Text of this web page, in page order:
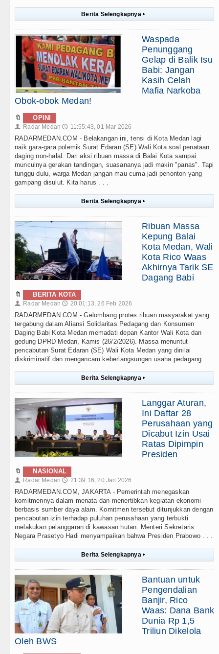
Berita Selengkapnya ▸
Waspada
Penunggang
Gelap di Balik Isu
Babi: Jangan
Kasih Celah
Mafia Narkoba
Obok-obok Medan!
🔖 OPINI
👤 Radar Medan 🕔 11:55:43, 01 Mar 2026
RADARMEDAN.COM - Belakangan ini, tensi di Kota Medan lagi
naik gara-gara polemik Surat Edaran (SE) Wali Kota soal penataan
daging non-halal. Dari aksi ribuan massa di Balai Kota sampai
munculnya gerakan tandingan, suasananya jadi makin "panas". Tapi
tunggu dulu, warga Medan jangan mau cuma jadi penonton yang
gampang disulut. Kita harus . . .
Berita Selengkapnya ▸
Ribuan Massa
Kepung Balai
Kota Medan, Wali
Kota Rico Waas
Akhirnya Tarik SE
Dagang Babi
🔖 BERITA KOTA
👤 Radar Medan 🕔 20:01:13, 26 Feb 2026
RADARMEDAN.COM - Gelombang protes ribuan masyarakat yang
tergabung dalam Aliansi Solidaritas Pedagang dan Konsumen
Daging Babi Kota Medan memadati depan Kantor Wali Kota dan
gedung DPRD Medan, Kamis (26/2/2026). Massa menuntut
pencabutan Surat Edaran (SE) Wali Kota Medan yang dinilai
diskriminatif dan mengancam keberlangsungan usaha pedagang . . .
Berita Selengkapnya ▸
Langgar Aturan,
Ini Daftar 28
Perusahaan yang
Dicabut Izin Usai
Ratas Dipimpin
Presiden
🔖 NASIONAL
👤 Radar Medan 🕔 21:39:16, 20 Jan 2026
RADARMEDAN.COM, JAKARTA - Pemerintah menegaskan
komitmennya dalam menata dan menertibkan kegiatan ekonomi
berbasis sumber daya alam. Komitmen tersebut ditunjukkan dengan
pencabutan izin terhadap puluhan perusahaan yang terbukti
melakukan pelanggaran di kawasan hutan. Menteri Sekretaris
Negara Prasetyo Hadi menyampaikan bahwa Presiden Prabowo . . .
Berita Selengkapnya ▸
Bantuan untuk
Pengendalian
Banjir, Rico
Waas: Dana Bank
Dunia Rp 1,5
Triliun Dikelola
Oleh BWS